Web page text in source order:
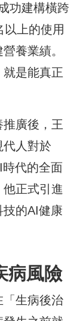
功建構橫跨
以上的使用
養業績。
是能真正
廣後，王
人對於
時代的全面
正式引進
的AI健康
病風險
「生病後治